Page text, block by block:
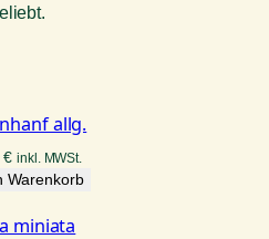
allg.
€ inkl. MWSt.
Warenkorb
miniata